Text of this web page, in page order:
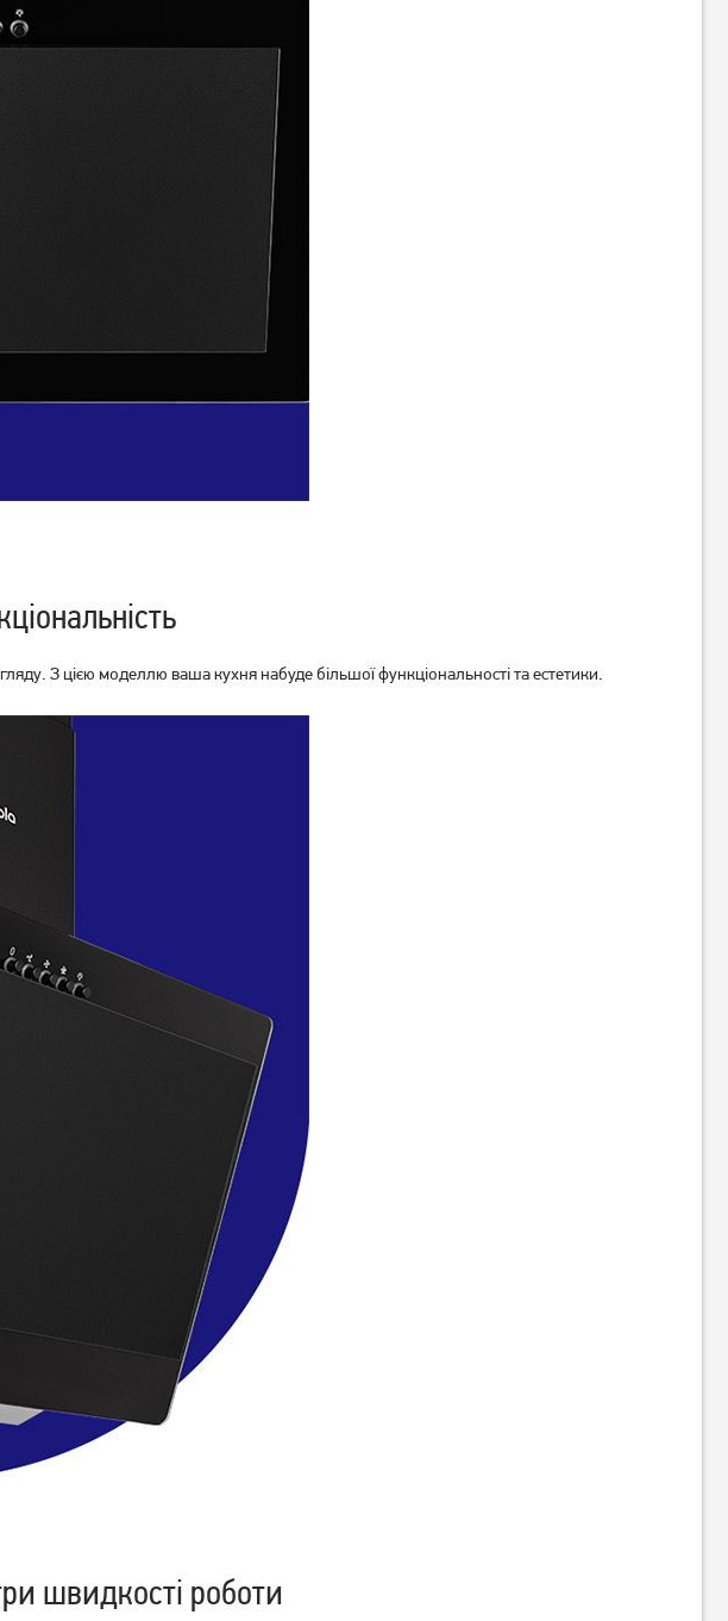
Витяжка телескопічна Best
Chef Simple 600 black 60
(OCORM60L4T.S3.MC.SB_BST)
грн
З цією моделлю ваша кухня набуде більшої функціональності та естетики.
швидкості роботи